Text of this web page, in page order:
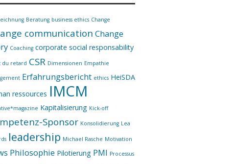
Beratung business ethics Change
communication Change
Coaching corporate social responsability
du retard CSR Dimensionen Empathie
Erfahrungsbericht ethics HeiSDA
ressources IMCM
Kapitalisierung Kick-off
Sponsor Konsolidierung Lea
leadership Michael Rasche Motivation
Philosophie Pilotierung PMI Processus